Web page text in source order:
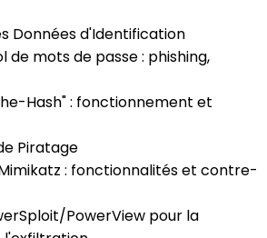
Données d'Identification
de mots de passe : phishing,
Hash" : fonctionnement et
Piratage
: fonctionnalités et contre-
PowerView pour la